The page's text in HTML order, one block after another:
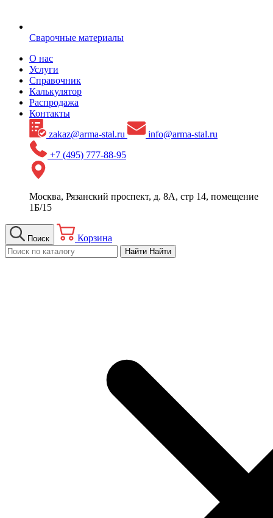
Сварочные материалы
О нас
Услуги
Справочник
Калькулятор
Распродажа
Контакты
zakaz@arma-stal.ru
info@arma-stal.ru
+7 (495) 777-88-95
Москва, Рязанский проспект, д. 8А, стр 14, помещение
1Б/15
Поиск Корзина
Найти Найти